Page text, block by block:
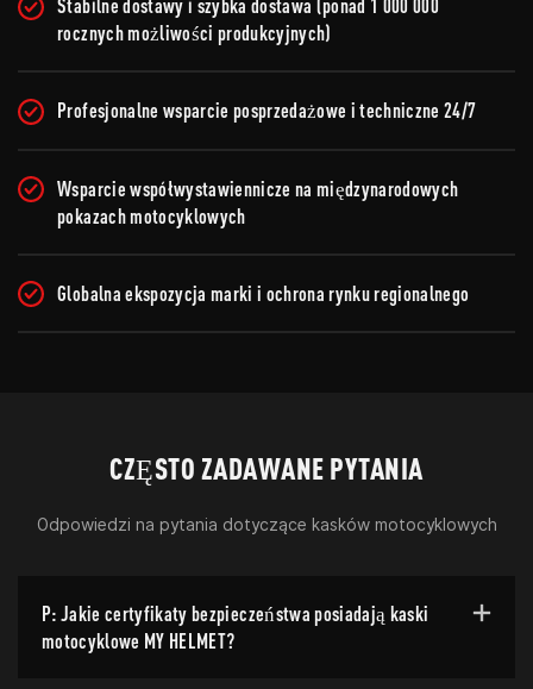
Stabilne dostawy i szybka dostawa (ponad 1 000 000
rocznych możliwości produkcyjnych)
Profesjonalne wsparcie posprzedażowe i techniczne 24/7
Wsparcie współwystawiennicze na międzynarodowych
pokazach motocyklowych
Globalna ekspozycja marki i ochrona rynku regionalnego
CZĘSTO ZADAWANE PYTANIA
Odpowiedzi na pytania dotyczące kasków motocyklowych
P: Jakie certyfikaty bezpieczeństwa posiadają kaski
motocyklowe MY HELMET?